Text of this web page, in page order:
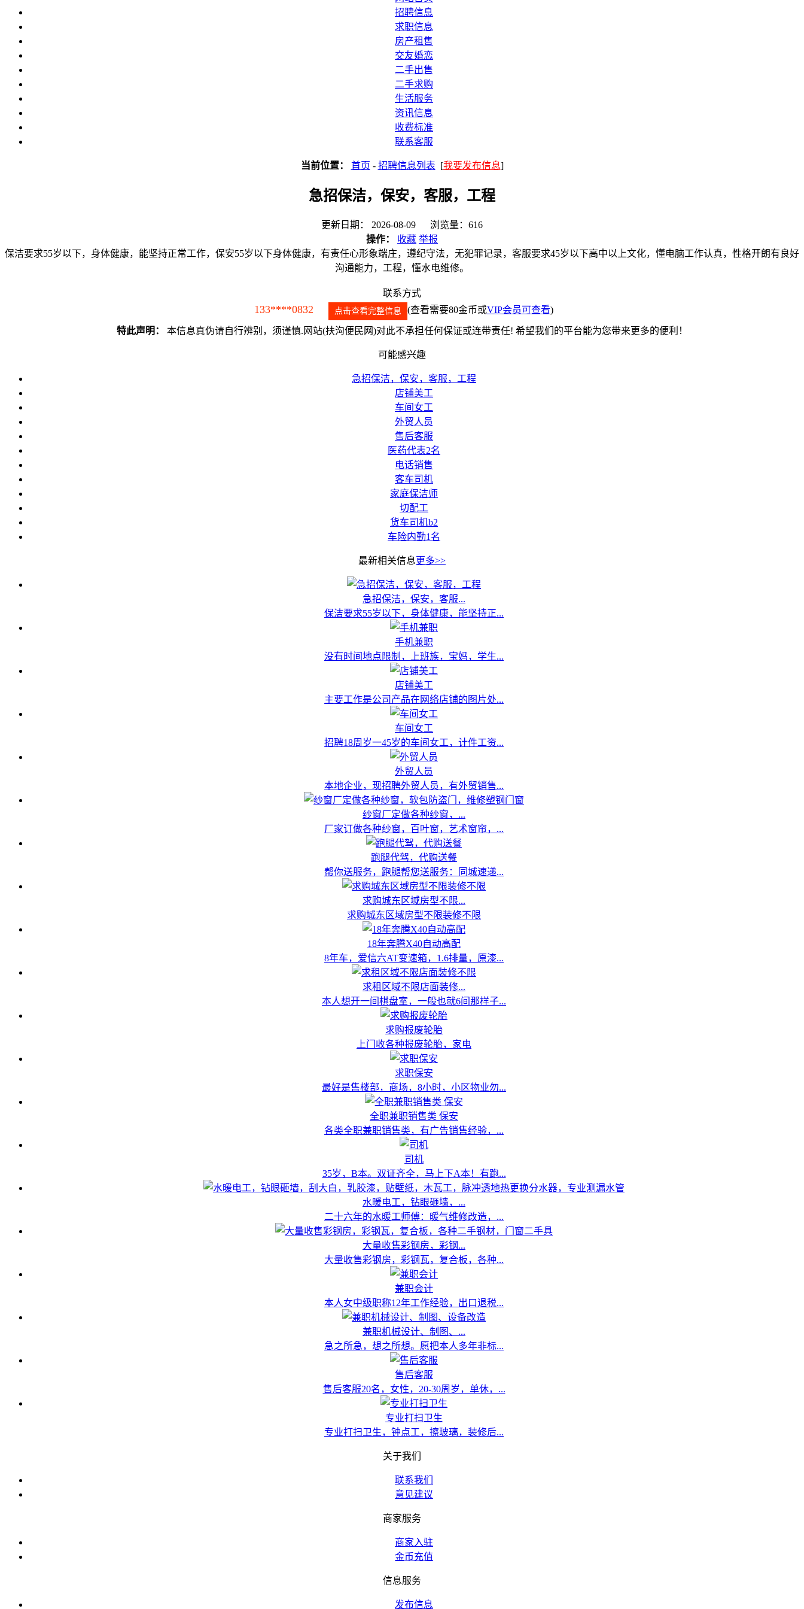
招聘信息
求职信息
房产租售
交友婚恋
二手出售
二手求购
生活服务
资讯信息
收费标准
联系客服
当前位置： 首页 - 招聘信息列表 [我要发布信息]
急招保洁，保安，客服，工程
更新日期： 2026-08-09 浏览量：616
操作：
收藏 举报
保洁要求55岁以下，身体健康，能坚持正常工作，保安55岁以下身体健康，有责任心形象端庄，遵纪守法，无犯罪记录，客服要求45岁以下高中以上文化，懂电脑工作认真，性格开朗有良好
沟通能力，工程，懂水电维修。
联系方式
133****0832 点击查看完整信息 (查看需要80金币或VIP会员可查看)
特此声明： 本信息真伪请自行辨别，须谨慎.网站(扶沟便民网)对此不承担任何保证或连带责任! 希望我们的平台能为您带来更多的便利！
可能感兴趣
急招保洁，保安，客服，工程
店铺美工
车间女工
外贸人员
售后客服
医药代表2名
电话销售
客车司机
家庭保洁师
切配工
货车司机b2
车险内勤1名
最新相关信息更多>>
急招保洁，保安，客服...
保洁要求55岁以下，身体健康，能坚持正...
手机兼职
没有时间地点限制，上班族，宝妈，学生...
店铺美工
主要工作是公司产品在网络店铺的图片处...
车间女工
招聘18周岁一45岁的车间女工，计件工资...
外贸人员
本地企业，现招聘外贸人员，有外贸销售...
纱窗厂定做各种纱窗，...
厂家订做各种纱窗，百叶窗，艺术窗帘，...
跑腿代驾，代购送餐
帮你送服务，跑腿帮您送服务：同城速递...
求购城东区域房型不限...
求购城东区域房型不限装修不限
18年奔腾X40自动高配
8年车，爱信六AT变速箱，1.6排量，原漆...
求租区域不限店面装修...
本人想开一间棋盘室，一般也就6间那样子...
求购报废轮胎
上门收各种报废轮胎，家电
求职保安
最好是售楼部，商场，8小时，小区物业勿...
全职兼职销售类 保安
各类全职兼职销售类，有广告销售经验，...
司机
35岁，B本。双证齐全，马上下A本！有跑...
水暖电工，钻眼砸墙，...
二十六年的水暖工师傅：暖气维修改造，...
大量收售彩钢房，彩钢...
大量收售彩钢房，彩钢瓦，复合板，各种...
兼职会计
本人女中级职称12年工作经验，出口退税...
兼职机械设计、制图、...
急之所急，想之所想。愿把本人多年非标...
售后客服
售后客服20名，女性，20-30周岁，单休，...
专业打扫卫生
专业打扫卫生，钟点工，擦玻璃，装修后...
关于我们
联系我们
意见建议
商家服务
商家入驻
金币充值
信息服务
发布信息